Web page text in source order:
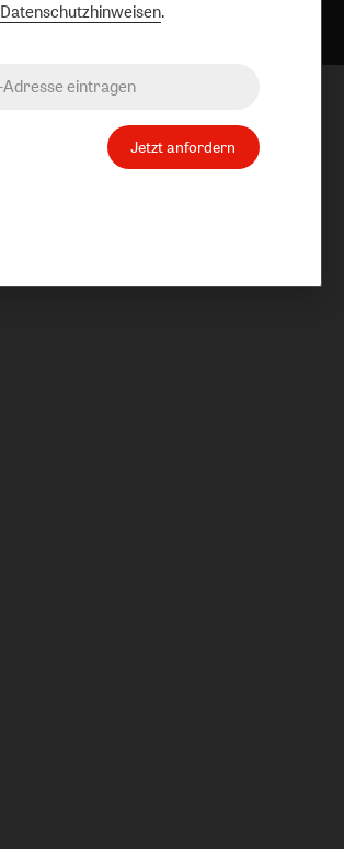
Datenschutzhinweisen.
Jetzt anfordern